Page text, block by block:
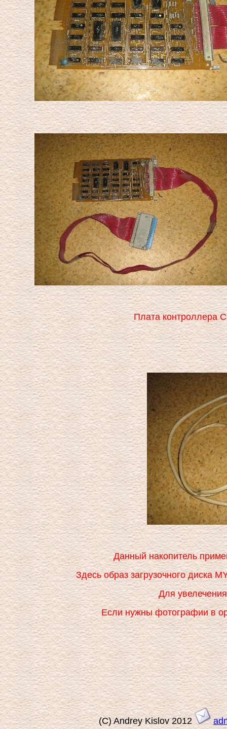
Плата контроллера
Данный накопитель
Здесь образ загрузочного диска
Для
Если нужны фотографии в
(C) Andrey Kislov 2012